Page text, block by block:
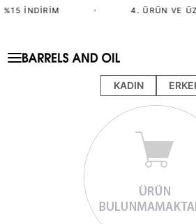
İNDIRIM • 4. ÜRÜN VE
KADIN